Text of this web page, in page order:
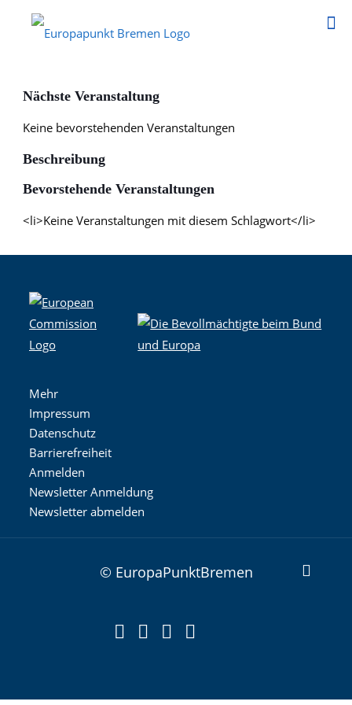
Nächste Veranstaltung
Keine bevorstehenden Veranstaltungen
Beschreibung
Bevorstehende Veranstaltungen
<li>Keine Veranstaltungen mit diesem Schlagwort</li>
Mehr
Impressum
Datenschutz
Barrierefreiheit
Anmelden
Newsletter Anmeldung
Newsletter abmelden
© EuropaPunktBremen